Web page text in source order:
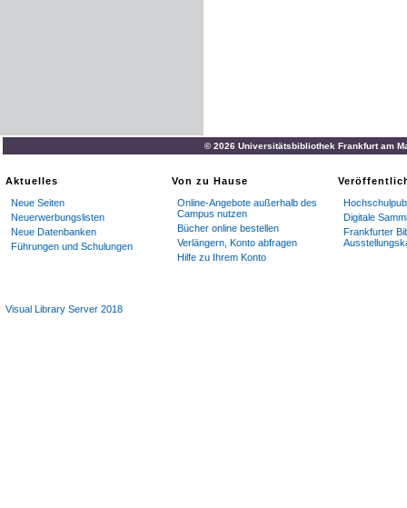
© 2026 Universitätsbibliothek Frankfurt am
Aktuelles
Neue Seiten
Neuerwerbungslisten
Neue Datenbanken
Führungen und Schulungen
Von zu Hause
Online-Angebote außerhalb des
Campus nutzen
Bücher online bestellen
Verlängern, Konto abfragen
Hilfe zu Ihrem Konto
Digitale
Frankfurter
Visual Library Server 2018